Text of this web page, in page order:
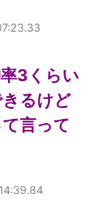
3くらい
るけど
言って